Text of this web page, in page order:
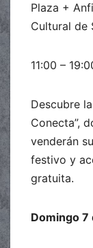
Plaza +
Cultural de
11:00 –
Descubre
Conecta”,
venderán
festivo y
gratuita.
Domingo 7